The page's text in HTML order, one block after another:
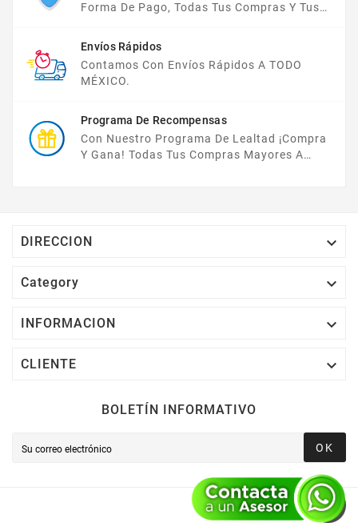
Forma De Pago, Todas Tus Compras Y Tus
Envíos Rápidos
Contamos Con Envíos Rápidos A TODO
MÉXICO.
Programa De Recompensas
Con Nuestro Programa De Lealtad ¡compra
Y Gana! Todas Tus Compras Mayores A
DIRECCION 
Category 
INFORMACION 
CLIENTE 
BOLETÍN INFORMATIVO
OK